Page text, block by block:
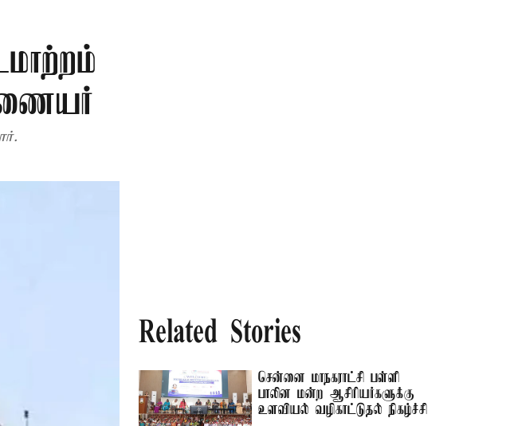
Related Stories
சென்னை மாநகராட்சி பள்ளி
பாலின மன்ற ஆசிரியர்களுக்கு
உளவியல் வழிகாட்டுதல் நிகழ்ச்சி